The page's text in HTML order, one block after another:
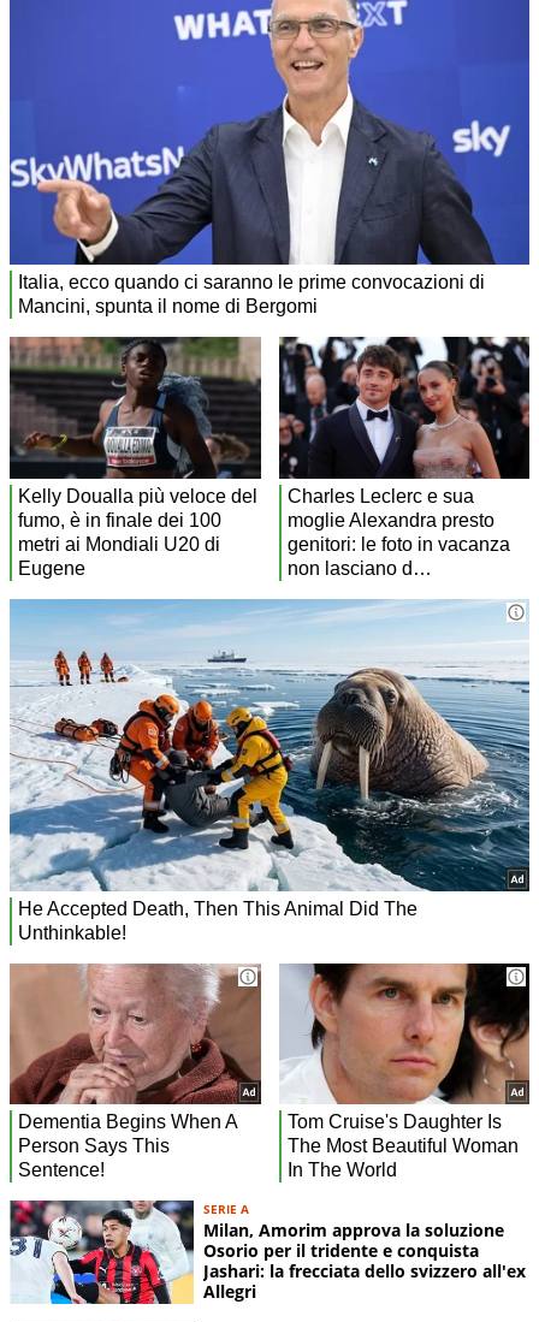
SERIE A
Milan, Amorim approva la soluzione
Osorio per il tridente e conquista
Jashari: la frecciata dello svizzero all'ex
Allegri